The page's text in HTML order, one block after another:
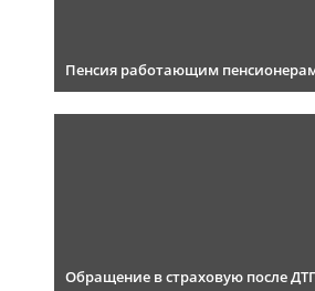
Пенсия работающим
Обращение в страховую после